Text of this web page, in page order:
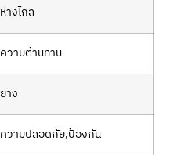
ห่างไกล
ความต้านทาน
ยาง
ความปลอดภัย,ป้องกัน